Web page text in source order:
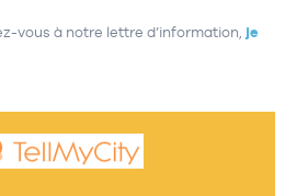
vous à notre lettre d’information, je